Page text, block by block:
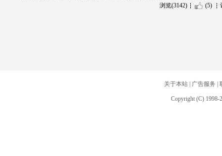
浏览(3142) (5)
关于本站| 广告服务
Copyright (C) 1998-